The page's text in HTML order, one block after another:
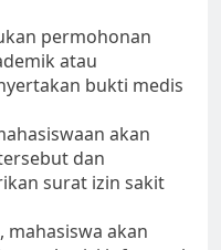
permohonan
atau
bukti medis
akan
dan
surat izin sakit
mahasiswa akan